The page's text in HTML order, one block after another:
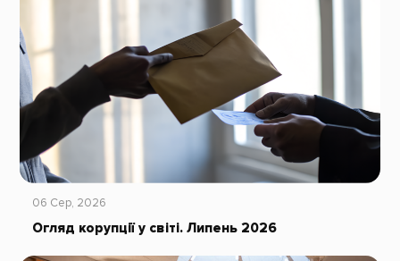
06 Сер, 2026
Огляд корупції у світі. Липень 2026